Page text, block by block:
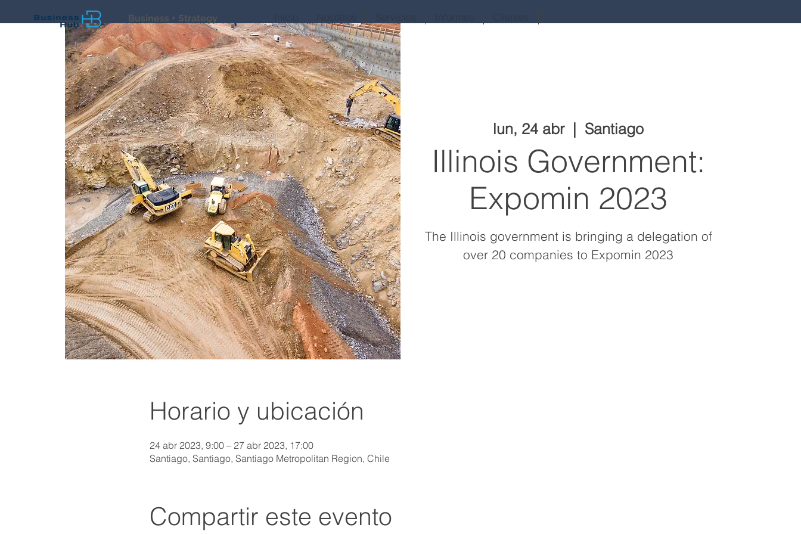
Business + Strategy
lun, 24 abr
  |
Santiago
Illinois Government:
Expomin 2023
The Illinois government is bringing a delegation of
over 20 companies to Expomin 2023
Horario y ubicación
24 abr 2023, 9:00 – 27 abr 2023, 17:00
Santiago, Santiago, Santiago Metropolitan Region, Chile
Compartir este evento